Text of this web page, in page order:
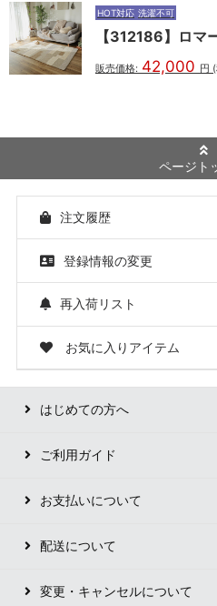
HOT対応 洗濯不可
【312186】ロ
販売価格: 42,000 円
ページト
注文履歴
登録情報の変更
再入荷リスト
お気に入りアイテム
はじめての方へ
ご利用ガイド
お支払いについて
配送について
変更・キャンセルについて